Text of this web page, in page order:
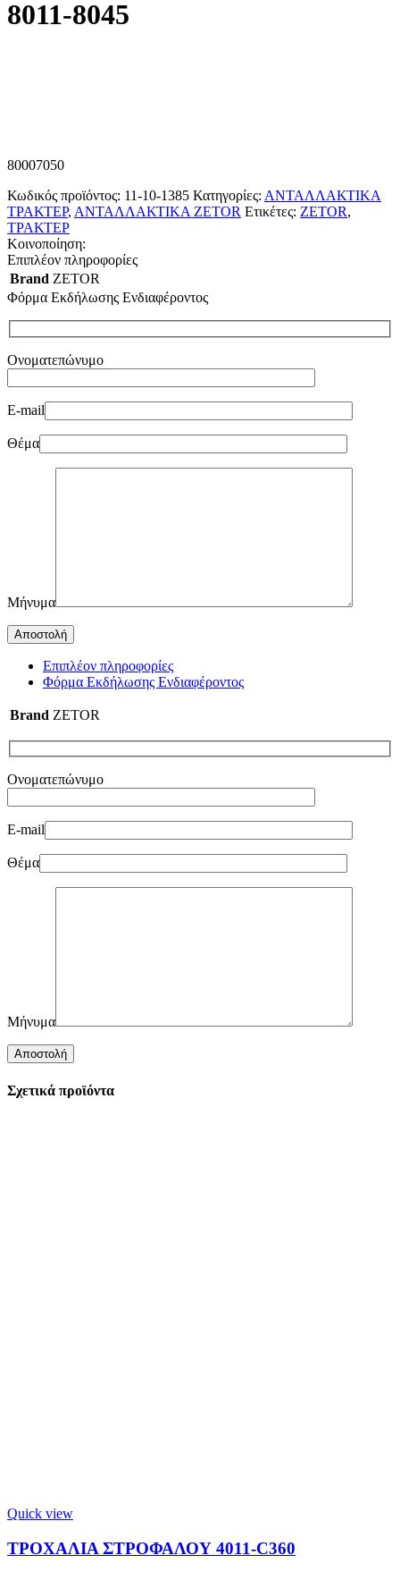
8011-8045
80007050
Κωδικός προϊόντος: 11-10-1385 Κατηγορίες: ΑΝΤΑΛΛΑΚΤΙΚΑ
ΤΡΑΚΤΕΡ, ΑΝΤΑΛΛΑΚΤΙΚΑ ZETOR Ετικέτες: ZETOR,
ΤΡΑΚΤΕΡ
Κοινοποίηση:
Επιπλέον πληροφορίες
Brand ZETOR
Φόρμα Εκδήλωσης Ενδιαφέροντος
Ονοματεπώνυμο
E-mail
Θέμα
Μήνυμα
Επιπλέον πληροφορίες
Φόρμα Εκδήλωσης Ενδιαφέροντος
Brand ZETOR
Ονοματεπώνυμο
E-mail
Θέμα
Μήνυμα
Σχετικά προϊόντα
Quick view
ΤΡΟΧΑΛΙΑ ΣΤΡΟΦΑΛΟΥ 4011-C360